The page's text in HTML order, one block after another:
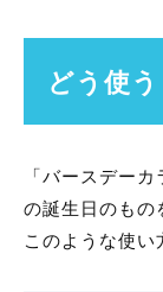
どう使
「バースデー
の誕生日のもの
このような使い